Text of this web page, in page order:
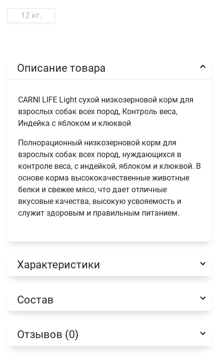
12 кг.
Описание товара
CARNI LIFE Light сухой низкозерновой корм для
взрослых собак всех пород, Контроль веса,
Индейка с яблоком и клюквой
Полнорационный низкозерновой корм для
взрослых собак всех пород, нуждающихся в
контроле веса, с индейкой, яблоком и клюквой. В
основе корма высококачественные животные
белки и свежее мясо, что дает отличные
вкусовые качества, высокую усвояемость и
служит здоровым и правильным питанием.
Характеристики
Состав
Отзывов (0)